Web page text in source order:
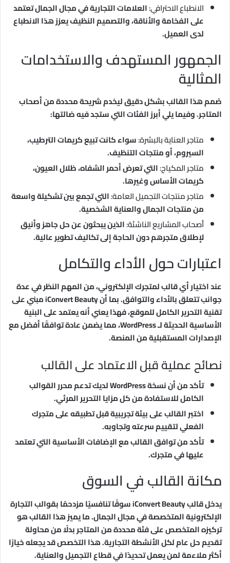
الانطباع الاحترافي:العلامات التجارية في مجال الجمال تعتمد
على الفخامة والأناقة، والتصميم النظيف يعزز هذا الانطباع
لدى العميل.
الجمهور المستهدف والاستخدامات
المثالية
صُمم هذا القالب بشكل دقيق ليخدم شريحة محددة من أصحاب
المتاجر. وفيما يلي أبرز الفئات التي ستجد فيه ضالتها:
متاجر العناية بالبشرة:سواء كانت تبيع كريمات الترطيب،
السيروم، أو منتجات التنظيف.
متاجر المكياج:التي تعرض أحمر الشفاه، ظلال العيون،
كريمات الأساس وغيرها.
متاجر منتجات التجميل العامة:التي تجمع بين تشكيلة واسعة
من منتجات الجمال والعناية الشخصية.
أصحاب المشاريع الناشئة:الذين يبحثون عن حل جاهز وأنيق
لإطلاق متجرهم دون الحاجة إلى تكاليف تطوير عالية.
اعتبارات حول الأداء والتكامل
عند اختيار أي قالب لمتجرك الإلكتروني، من المهم النظر في عدة
جوانب تتعلق بالأداء والتوافق. بما أن iConvert Beauty مبني على
تقنية التحرير الكامل للموقع، فهذا يعني أنه يعتمد على البنية
الأساسية الحديثة لـ WordPress، مما يضمن عادة توافقًا أفضل مع
الإصدارات المستقبلية من المنصة.
نصائح عملية قبل الاعتماد على القالب
تأكد من أن نسخة WordPress لديك تدعم محرر القوالب
الكامل للاستفادة من كل مزايا التحرير المرئي.
اختبر القالب على بيئة تجريبية قبل تطبيقه على متجرك
الفعلي لتقييم سرعته وتجاوبه.
تأكد من توافق القالب مع الإضافات الأساسية التي تعتمد
عليها في متجرك.
مكانة القالب في السوق
يدخل قالب iConvert Beauty سوقًا تنافسيًا مزدحمًا بقوالب التجارة
الإلكترونية المتخصصة في مجال الجمال. ما يميز هذا القالب هو
تركيزه المتخصص على فئة محددة من المتاجر بدلًا من محاولة
تقديم حل عام لكل الأنشطة التجارية. هذا التخصص قد يجعله خيارًا
أكثر ملاءمة لمن يعمل تحديدًا في قطاع التجميل والعناية.